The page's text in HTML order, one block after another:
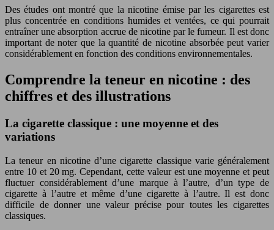
Des études ont montré que la nicotine émise par les cigarettes est
plus concentrée en conditions humides et ventées, ce qui pourrait
entraîner une absorption accrue de nicotine par le fumeur. Il est donc
important de noter que la quantité de nicotine absorbée peut varier
considérablement en fonction des conditions environnementales.
Comprendre la teneur en nicotine : des
chiffres et des illustrations
La cigarette classique : une moyenne et des
variations
La teneur en nicotine d’une cigarette classique varie généralement
entre 10 et 20 mg. Cependant, cette valeur est une moyenne et peut
fluctuer considérablement d’une marque à l’autre, d’un type de
cigarette à l’autre et même d’une cigarette à l’autre. Il est donc
difficile de donner une valeur précise pour toutes les cigarettes
classiques.